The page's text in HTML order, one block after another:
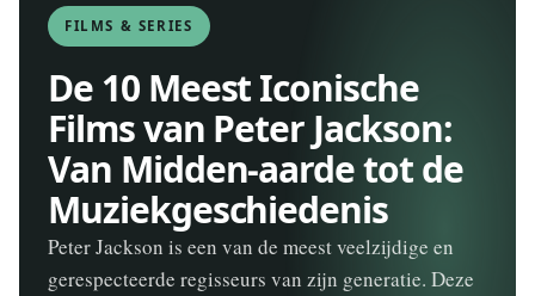
FILMS & SERIES
De 10 Meest Iconische
Films van Peter Jackson:
Van Midden-aarde tot de
Muziekgeschiedenis
Peter Jackson is een van de meest veelzijdige en
gerespecteerde regisseurs van zijn generatie. Deze